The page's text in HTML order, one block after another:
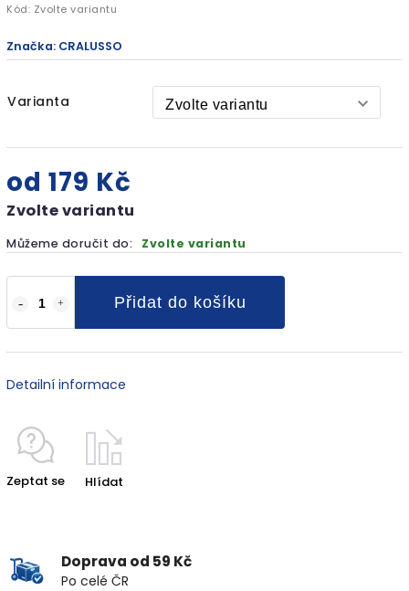
Kód: Zvolte variantu
Značka: CRALUSSO
Varianta
od 179 Kč
Zvolte variantu
Můžeme doručit do: Zvolte variantu
Přidat do košíku
Detailní informace
Zeptat se Hlídat
Doprava od 59 Kč
Po celé ČR